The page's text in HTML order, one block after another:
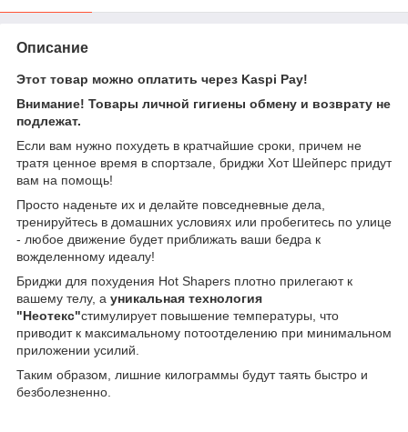
Описание
Этот товар можно оплатить через Kaspi Pay!
Внимание! Товары личной гигиены обмену и возврату не
подлежат.
Если вам нужно похудеть в кратчайшие сроки, причем не
тратя ценное время в спортзале, бриджи Хот Шейперс придут
вам на помощь!
Просто наденьте их и делайте повседневные дела,
тренируйтесь в домашних условиях или пробегитесь по улице
- любое движение будет приближать ваши бедра к
вожделенному идеалу!
Бриджи для похудения Hot Shapers плотно прилегают к
вашему телу, а уникальная технология
"Неотекс"стимулирует повышение температуры, что
приводит к максимальному потоотделению при минимальном
приложении усилий.
Таким образом, лишние килограммы будут таять быстро и
безболезненно.